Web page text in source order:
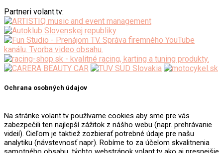
Partneri volant.tv:
Ochrana osobných údajov
Na stránke volant.tv používame cookies aby sme pre vás
zabezpečili ten najlepší zážitok z nášho webu (napr. prehrávanie
videií). Cieľom je taktiež zozbierať potrebné údaje pre našu
analytiku (návstevnosť napr). Robíme to za účelom skvalitnenia